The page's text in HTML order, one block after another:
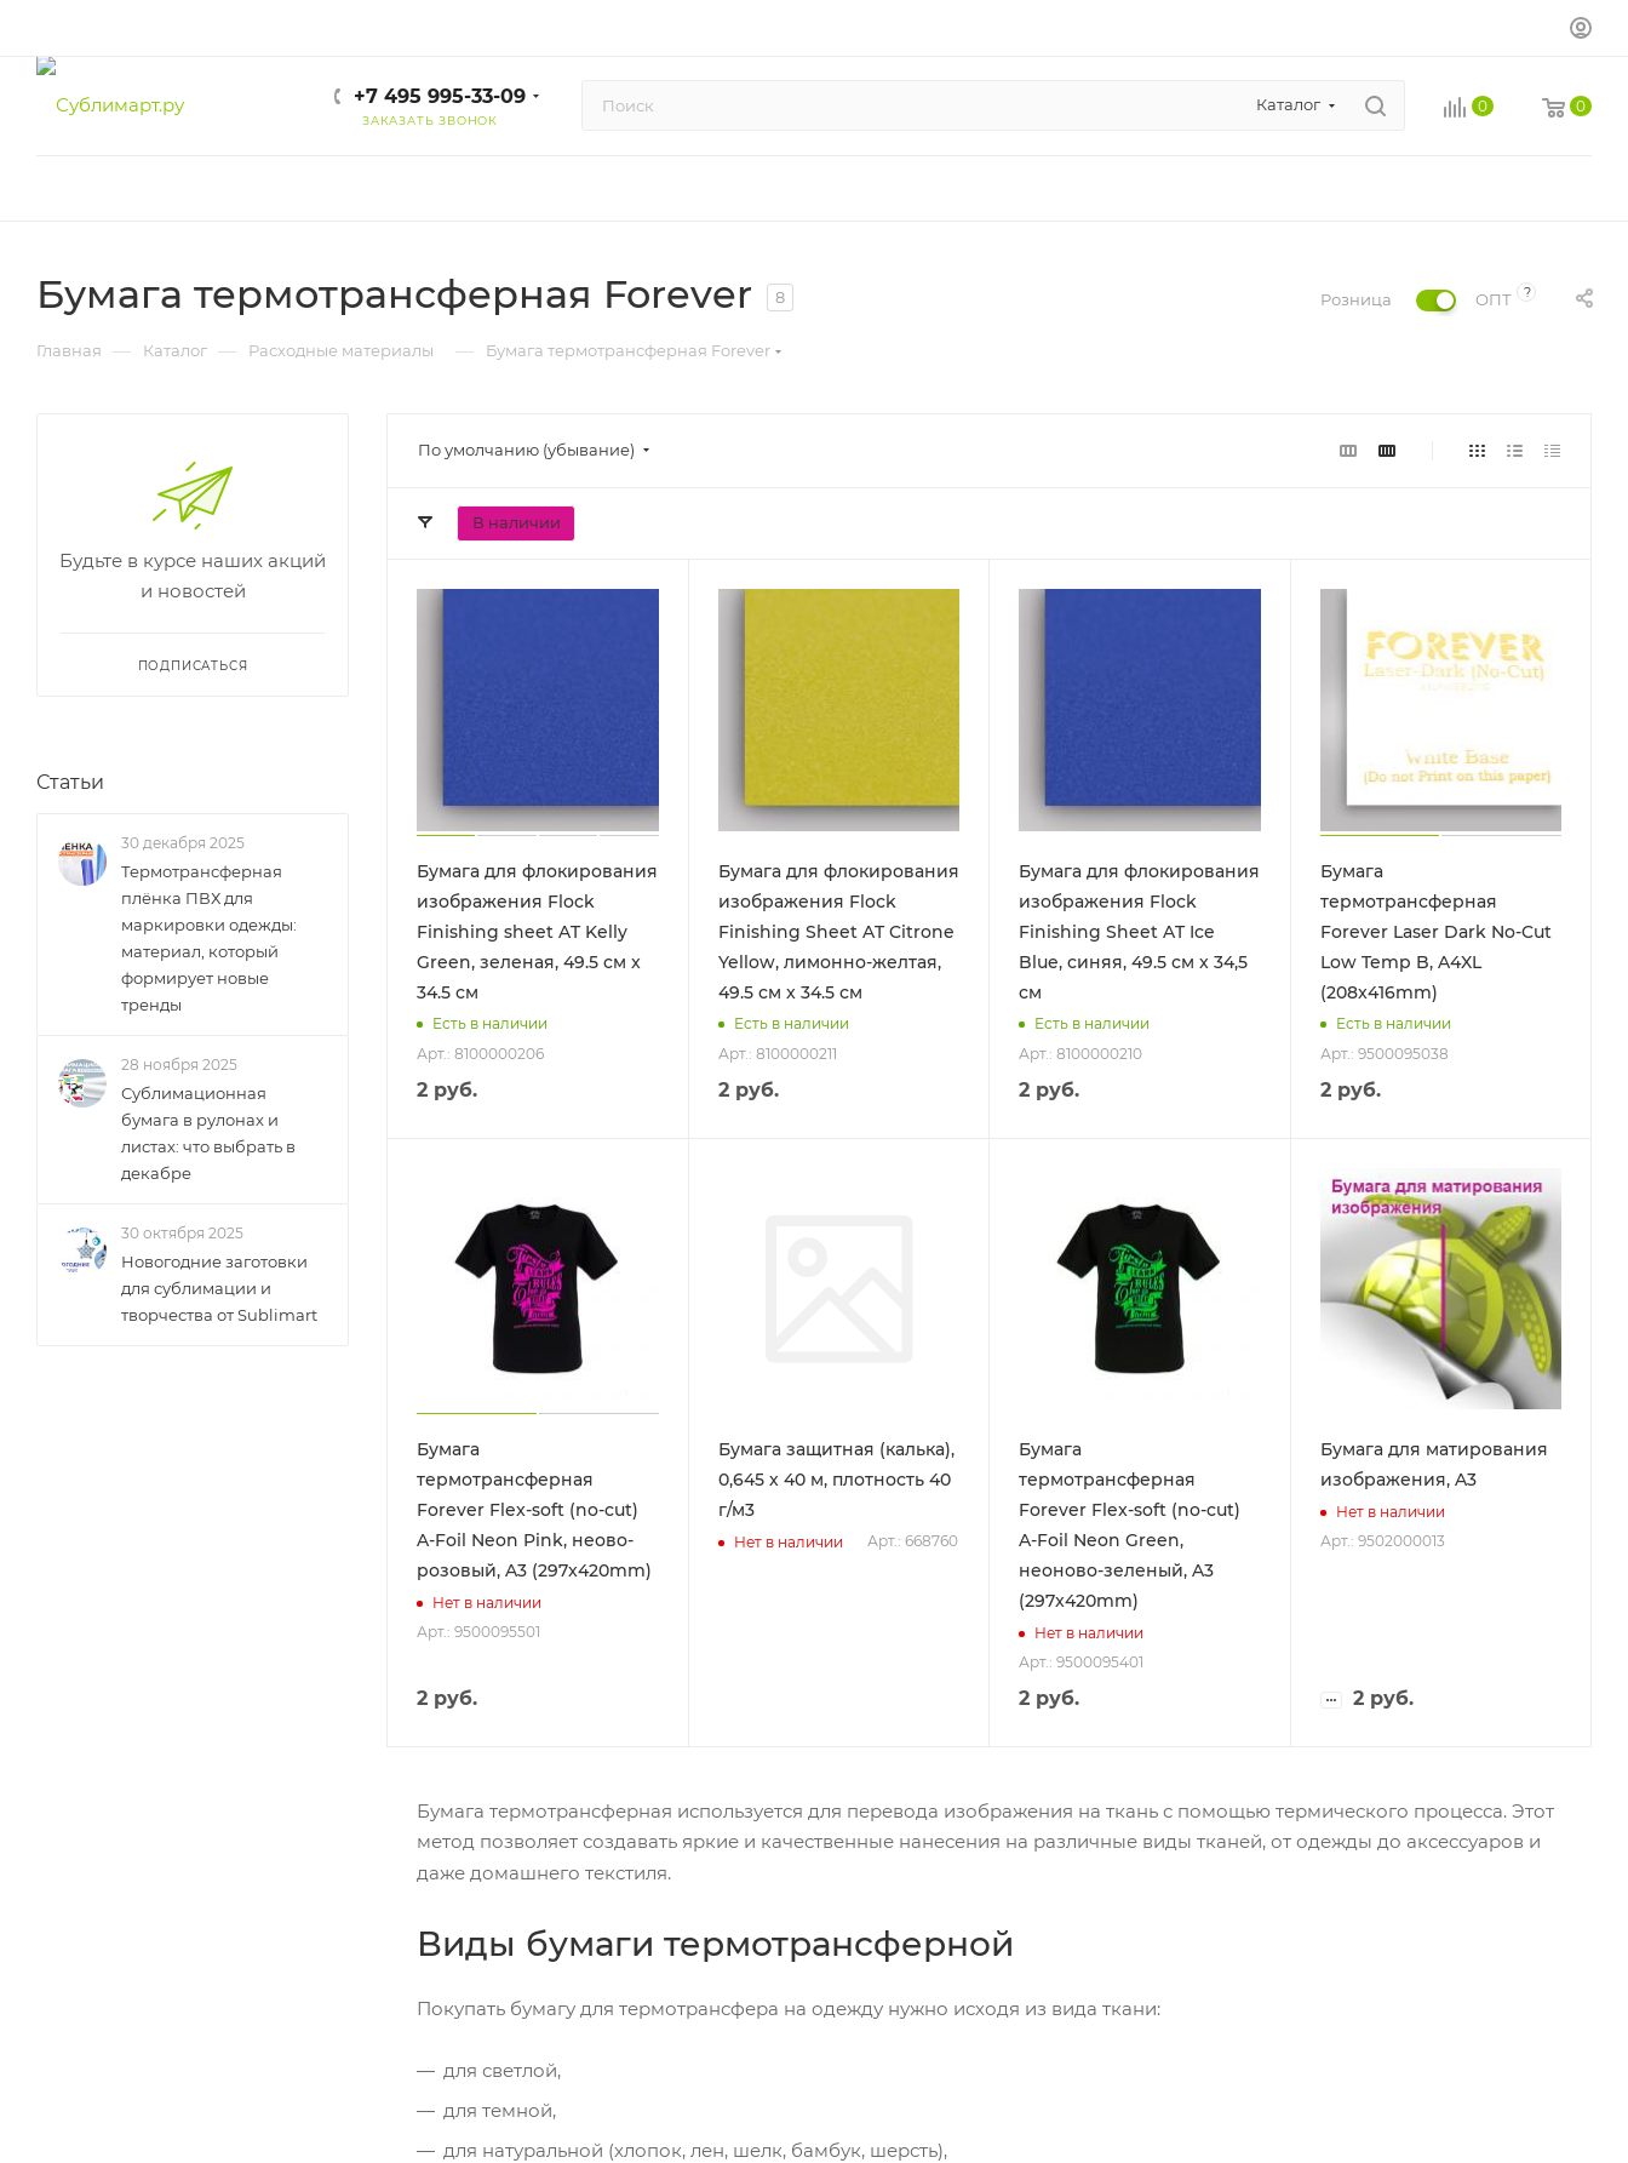
+7 495 995-33-09
ЗАКАЗАТЬ ЗВОНОК
Каталог 0 0
Бумага термотрансферная Forever 8 ?
Розница ОПТ
Главная — Каталог — Расходные материалы — Бумага термотрансферная Forever
По умолчанию (убывание)
В наличии
Бумага для флокирования
изображения Flock
Finishing sheet AT Kelly
Green, зеленая, 49.5 см x
34.5 см
Есть в наличии
Арт.: 8100000206
2 руб.
Бумага для флокирования
изображения Flock
Finishing Sheet AT Citrone
Yellow, лимонно-желтая,
49.5 см x 34.5 см
Есть в наличии
Арт.: 8100000211
2руб.
Бумага для флокирования
изображения Flock
Finishing Sheet AT Ice
Blue, синяя, 49.5 см x 34,5
см
Есть в наличии
Арт.: 8100000210
2 руб.
Бумага
термотрансферная
Forever Laser Dark No-Cut
Low Temp B, A4XL
(208x416mm)
Есть в наличии
Арт.: 9500095038
2руб.
Бумага
термотрансферная
Forever Flex-soft (no-cut)
A-Foil Neon Pink, неово-
розовый, A3 (297x420mm)
Нет в наличии
Арт.: 9500095501
2 руб.
Бумага защитная (калька),
0,645 х 40 м, плотность 40
г/м3
Нет в наличии Арт.: 668760
Бумага
термотрансферная
Forever Flex-soft (no-cut)
A-Foil Neon Green,
неоново-зеленый, A3
(297x420mm)
Нет в наличии
Арт.: 9500095401
2 руб.
Бумага для матирования
изображения, A3
Нет в наличии
Арт.: 9502000013
2руб.
Бумага термотрансферная используется для перевода изображения на ткань с помощью термического процесса. Этот
метод позволяет создавать яркие и качественные нанесения на различные виды тканей, от одежды до аксессуаров и
даже домашнего текстиля.
Виды бумаги термотрансферной
Покупать бумагу для термотрансфера на одежду нужно исходя из вида ткани:
для светлой,
для темной,
для натуральной (хлопок, лен, шелк, бамбук, шерсть),
Будьте в курсе наших акций
и новостей
ПОДПИСАТЬСЯ
Статьи
30 декабря 2025
Термотрансферная
плёнка ПВХ для
маркировки одежды:
материал, который
формирует новые
тренды
28 ноября 2025
Сублимационная
бумага в рулонах и
листах: что выбрать в
декабре
30 октября 2025
Новогодние заготовки
для сублимации и
творчества от Sublimart